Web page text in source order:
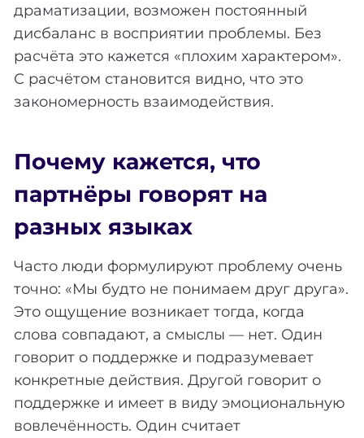
драматизации, возможен постоянный
дисбаланс в восприятии проблемы. Без
расчёта это кажется «плохим характером».
С расчётом становится видно, что это
закономерность взаимодействия.
Почему кажется, что
партнёры говорят на
разных языках
Часто люди формулируют проблему очень
точно: «Мы будто не понимаем друг друга».
Это ощущение возникает тогда, когда
слова совпадают, а смыслы — нет. Один
говорит о поддержке и подразумевает
конкретные действия. Другой говорит о
поддержке и имеет в виду эмоциональную
вовлечённость. Один считает